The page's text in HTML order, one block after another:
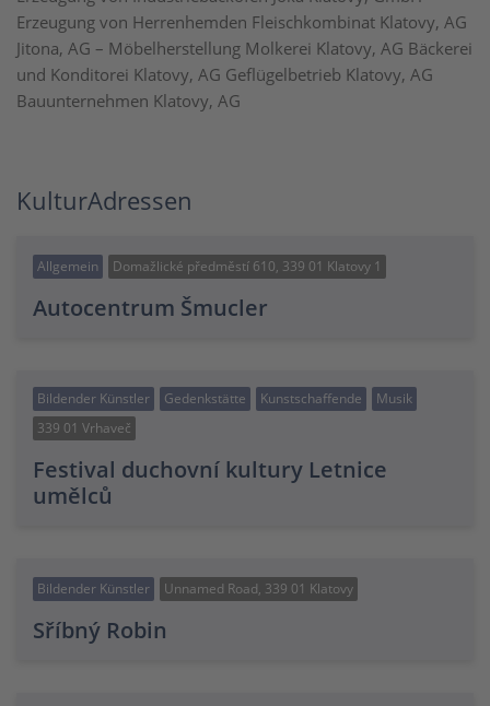
Erzeugung von Herrenhemden Fleischkombinat Klatovy, AG
Jitona, AG – Möbelherstellung Molkerei Klatovy, AG Bäckerei
und Konditorei Klatovy, AG Geflügelbetrieb Klatovy, AG
Bauunternehmen Klatovy, AG
KulturAdressen
Allgemein Domažlické předměstí 610, 339 01 Klatovy 1
Autocentrum Šmucler
Bildender Künstler Gedenkstätte Kunstschaffende
Musik
339 01 Vrhaveč
Festival duchovní kultury Letnice
umělců
Bildender Künstler Unnamed Road, 339 01 Klatovy
Sříbný Robin